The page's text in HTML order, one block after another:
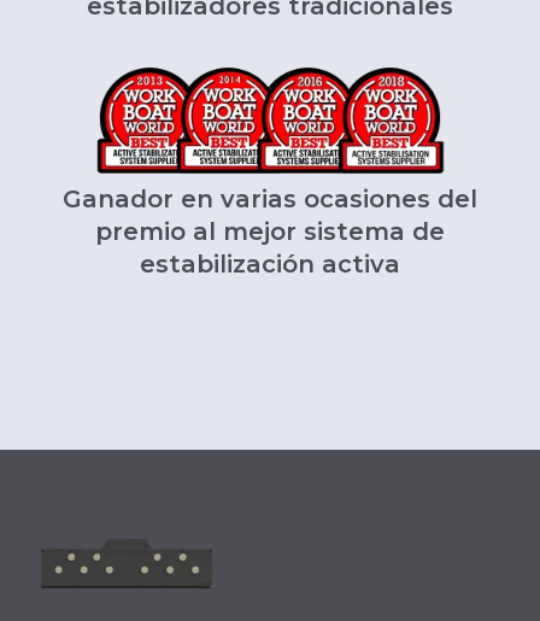
estabilizadores tradicionales
Ganador en varias ocasiones del
premio al mejor sistema de
estabilización activa